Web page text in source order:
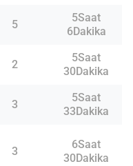
5
5Saat
6Dakika
2
5Saat
30Dakika
3
5Saat
33Dakika
3
6Saat
30Dakika